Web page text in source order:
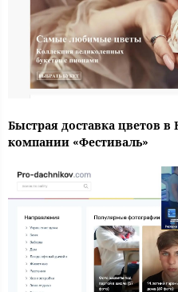
Быстрая доставка цветов в
компании «Фестиваль»